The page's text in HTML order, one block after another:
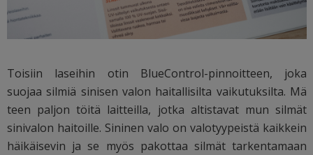
Toisiin laseihin otin BlueControl-pinnoitteen, joka
suojaa silmiä sinisen valon haitallisilta vaikutuksilta. Mä
teen paljon töitä laitteilla, jotka altistavat mun silmät
sinivalon haitoille. Sininen valo on valotyypeistä kaikkein
häikäisevin ja se myös pakottaa silmät tarkentamaan